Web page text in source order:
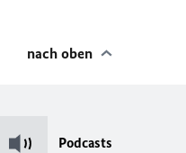
nach oben
Podcasts